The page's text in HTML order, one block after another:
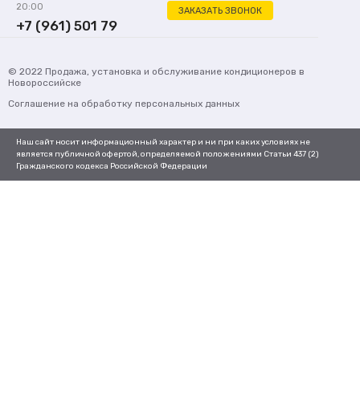
ЗАКАЗАТЬ ЗВОНОК
20:00
+7 (961) 501 79
© 2022 Продажа, установка и обслуживание кондиционеров в
Новороссийске
Соглашение на обработку персональных данных
Наш сайт носит информационный характер и ни при каких условиях не
является публичной офертой, определяемой положениями Статьи 437 (2)
Гражданского кодекса Российской Федерации